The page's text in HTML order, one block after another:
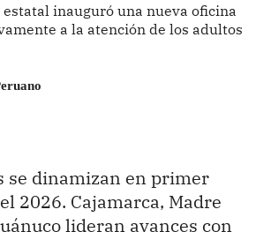
inauguró una nueva oficina
a la atención de los adultos
se dinamizan en primer
2026. Cajamarca, Madre
lideran avances con